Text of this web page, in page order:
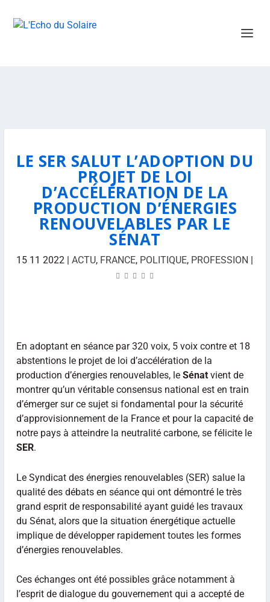
LE SER SALUT L’ADOPTION DU
PROJET DE LOI
D’ACCÉLÉRATION DE LA
PRODUCTION D’ÉNERGIES
RENOUVELABLES PAR LE
SÉNAT
15 11 2022 |ACTU, FRANCE, POLITIQUE, PROFESSION |
En adoptant en séance par 320 voix, 5 voix contre et 18
abstentions le projet de loi d’accélération de la
production d’énergies renouvelables, le Sénatvient de
montrer qu’un véritable consensus national est en train
d’émerger sur ce sujet si fondamental pour la sécurité
d’approvisionnement de la France et pour la capacité de
notre pays à atteindre la neutralité carbone, se félicite le
SER.
Le Syndicat des énergies renouvelables (SER) salue la
qualité des débats en séance qui ont démontré le très
grand esprit de responsabilité ayant guidé les travaux
du Sénat, alors que la situation énergétique actuelle
implique de développer rapidement toutes les formes
d’énergies renouvelables.
Ces échanges ont été possibles grâce notamment à
l’esprit de dialogue du gouvernement qui a accepté de